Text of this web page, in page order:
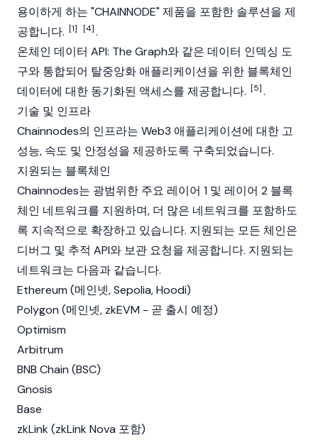
용이하게 하는 "CHAINNODE" 제품을 포함한 솔루션을 제
공합니다. [1] [4].
온체인 데이터 API: The Graph와 같은 데이터 인덱싱 도
구와 통합되어 탈중앙화 애플리케이션을 위한 블록체인
데이터에 대한 동기화된 액세스를 제공합니다. [5].
기술 및 인프라
Chainnodes의 인프라는 Web3 애플리케이션에 대한 고
성능, 속도 및 안정성을 제공하도록 구축되었습니다.
지원되는 블록체인
Chainnodes는 광범위한 주요 레이어 1 및 레이어 2 블록
체인 네트워크를 지원하며, 더 많은 네트워크를 포함하도
록 지속적으로 확장하고 있습니다. 지원되는 모든 체인은
디버그 및 추적 API와 보관 요청을 제공합니다. 지원되는
네트워크는 다음과 같습니다.
Ethereum (메인넷, Sepolia, Hoodi)
Polygon (메인넷, zkEVM - 곧 출시 예정)
Optimism
Arbitrum
BNB Chain (BSC)
Gnosis
Base
zkLink (zkLink Nova 포함)